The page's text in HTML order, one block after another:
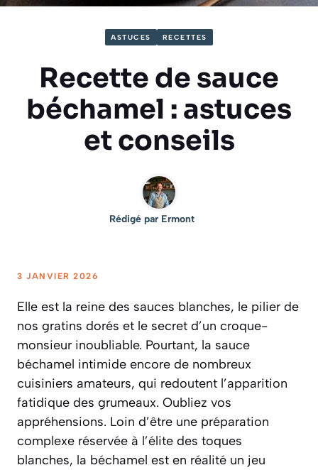
ASTUCES RECETTES
Recette de sauce
béchamel : astuces
et conseils
Rédigé par Ermont
3 JANVIER 2026
Elle est la reine des sauces blanches, le pilier de
nos gratins dorés et le secret d’un croque-
monsieur inoubliable. Pourtant, la sauce
béchamel intimide encore de nombreux
cuisiniers amateurs, qui redoutent l’apparition
fatidique des grumeaux. Oubliez vos
appréhensions. Loin d’être une préparation
complexe réservée à l’élite des toques
blanches, la béchamel est en réalité un jeu